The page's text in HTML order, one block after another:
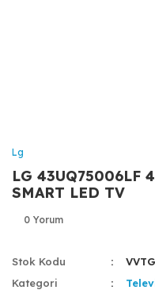
Lg
LG 43UQ75006LF
SMART LED TV
0 Yorum
Stok Kodu
Kategori